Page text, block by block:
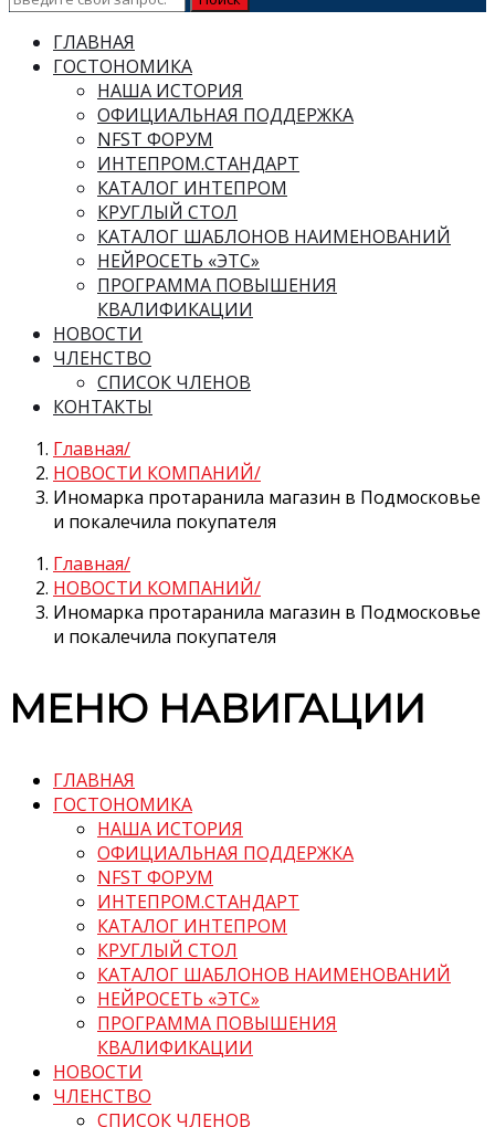
ГЛАВНАЯ
ГОСТОНОМИКА
НАША ИСТОРИЯ
ОФИЦИАЛЬНАЯ ПОДДЕРЖКА
NFST ФОРУМ
ИНТЕПРОМ.СТАНДАРТ
КАТАЛОГ ИНТЕПРОМ
КРУГЛЫЙ СТОЛ
КАТАЛОГ ШАБЛОНОВ НАИМЕНОВАНИЙ
НЕЙРОСЕТЬ «ЭТС»
ПРОГРАММА ПОВЫШЕНИЯ
КВАЛИФИКАЦИИ
НОВОСТИ
ЧЛЕНСТВО
СПИСОК ЧЛЕНОВ
КОНТАКТЫ
Главная
НОВОСТИ КОМПАНИЙ
Иномарка протаранила магазин в Подмосковье
и покалечила покупателя
Главная
НОВОСТИ КОМПАНИЙ
Иномарка протаранила магазин в Подмосковье
и покалечила покупателя
МЕНЮ НАВИГАЦИИ
ГЛАВНАЯ
ГОСТОНОМИКА
НАША ИСТОРИЯ
ОФИЦИАЛЬНАЯ ПОДДЕРЖКА
NFST ФОРУМ
ИНТЕПРОМ.СТАНДАРТ
КАТАЛОГ ИНТЕПРОМ
КРУГЛЫЙ СТОЛ
КАТАЛОГ ШАБЛОНОВ НАИМЕНОВАНИЙ
НЕЙРОСЕТЬ «ЭТС»
ПРОГРАММА ПОВЫШЕНИЯ
КВАЛИФИКАЦИИ
НОВОСТИ
ЧЛЕНСТВО
СПИСОК ЧЛЕНОВ